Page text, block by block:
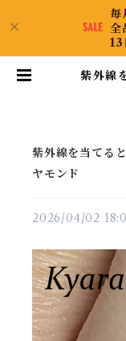
毎
全
13
紫外線
紫外線を当てる
ヤモンド
2026/04/02